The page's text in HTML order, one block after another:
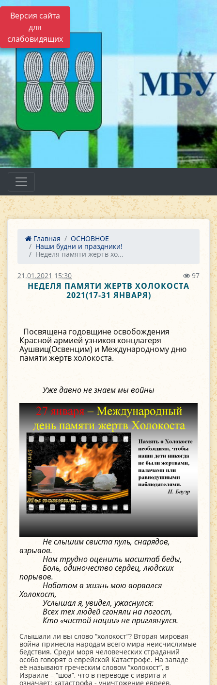
Версия сайта
для
слабовидящих
Главная
ОСНОВНОЕ
Наши будни и праздники!
Неделя памяти жертв хо...
21.01.2021 15:30 97
НЕДЕЛЯ ПАМЯТИ ЖЕРТВ ХОЛОКОСТА
2021(17-31 ЯНВАРЯ)
Посвящена годовщине освобождения
Красной армией узников концлагеря
Аушвиц(Освенцим) и Международному дню
памяти жертв холокоста.
Уже давно не знаем мы войны
Не слышим свиста пуль, снарядов,
взрывов.
Нам трудно оценить масштаб беды,
Боль, одиночество сердец, людских
порывов.
Набатом в жизнь мою ворвался
Холокост,
Услышал я, увидел, ужаснулся:
Всех тех людей сгоняли на погост,
Кто «чистой нации» не приглянулся.
Слышали ли вы слово “холокост”? Вторая мировая
война принесла народам всего мира неисчислимые
бедствия. Среди моря человеческих страданий
особо говорят о еврейской Катастрофе. На западе
её называют греческим словом “холокост”, в
Израиле – “шоа”, что в переводе с иврита и
означает: катастрофа - уничтожение евреев.